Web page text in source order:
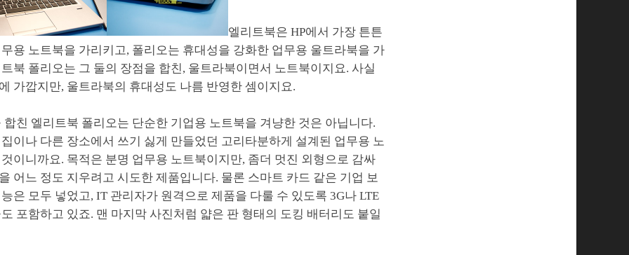
엘리트북은 HP에서 가장 튼튼
용 노트북을 가리키고, 폴리오는 휴대성을 강화한 업무용 울트라북을 가
북 폴리오는 그 둘의 장점을 합친, 울트라북이면서 노트북이지요. 사실
가깝지만, 울트라북의 휴대성도 나름 반영한 셈이지요.
합친 엘리트북 폴리오는 단순한 기업용 노트북을 겨냥한 것은 아닙니다.
이나 다른 장소에서 쓰기 싫게 만들었던 고리타분하게 설계된 업무용 노
이니까요. 목적은 분명 업무용 노트북이지만, 좀더 멋진 외형으로 감싸
어느 정도 지우려고 시도한 제품입니다. 물론 스마트 카드 같은 기업 보
은 모두 넣었고, IT 관리자가 원격으로 제품을 다룰 수 있도록 3G나 LTE
포함하고 있죠. 맨 마지막 사진처럼 얇은 판 형태의 도킹 배터리도 붙일